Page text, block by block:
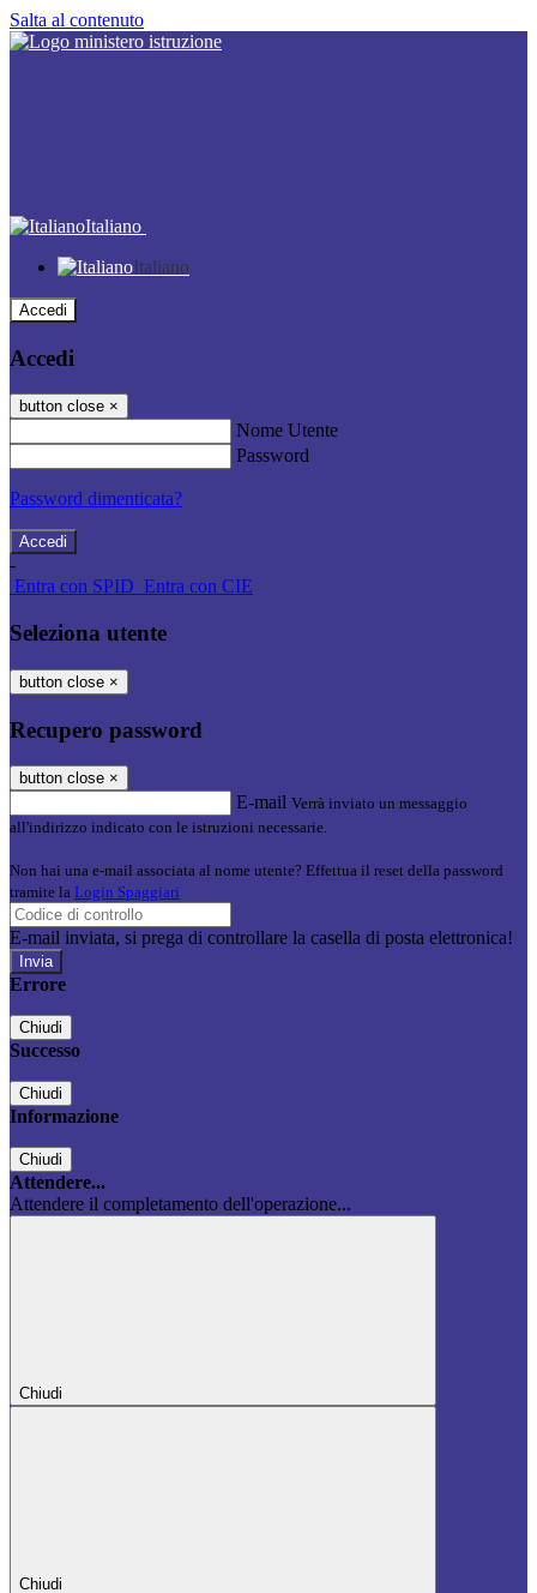
Salta al contenuto
Italiano
Italiano
Accedi
Accedi
button close ×
Nome Utente
Password
Password dimenticata?
-
Entra con SPID Entra con CIE
Seleziona utente
button close ×
Recupero password
button close ×
E-mail Verrà inviato un messaggio
all'indirizzo indicato con le istruzioni necessarie.
Non hai una e-mail associata al nome utente? Effettua il reset della password
tramite la Login Spaggiari
E-mail inviata, si prega di controllare la casella di posta elettronica!
Errore
Chiudi
Successo
Chiudi
Informazione
Chiudi
Attendere...
Attendere il completamento dell'operazione...
Chiudi
Chiudi